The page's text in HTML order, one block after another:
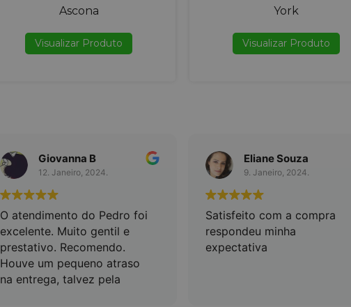
Ascona
Visualizar Produto
York
Visualizar Produto
Giovanna B
12. Janeiro, 2024.
O atendimento do Pedro foi
excelente. Muito gentil e
prestativo. Recomendo.
Houve um pequeno atraso
na entrega, talvez pela
Eliane Souza
9. Janeiro, 2024.
Satisfeito com a compra
respondeu minha
expectativa